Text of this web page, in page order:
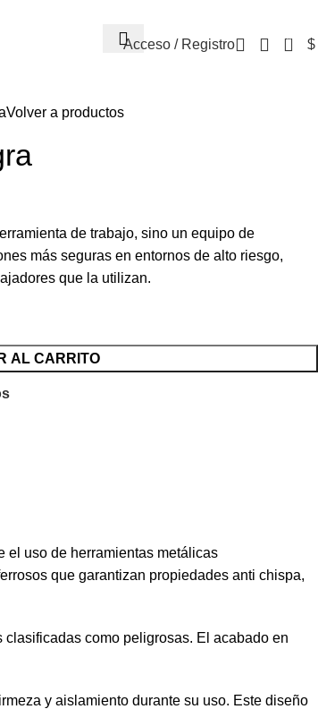
Acceso / Registro 0 $
Volver a productos
de trabajo, sino un equipo de
más seguras en entornos de alto riesgo,
que la utilizan.
AL CARRITO
el uso de herramientas metálicas
que garantizan propiedades anti chispa,
como peligrosas. El acabado en
y aislamiento durante su uso. Este diseño